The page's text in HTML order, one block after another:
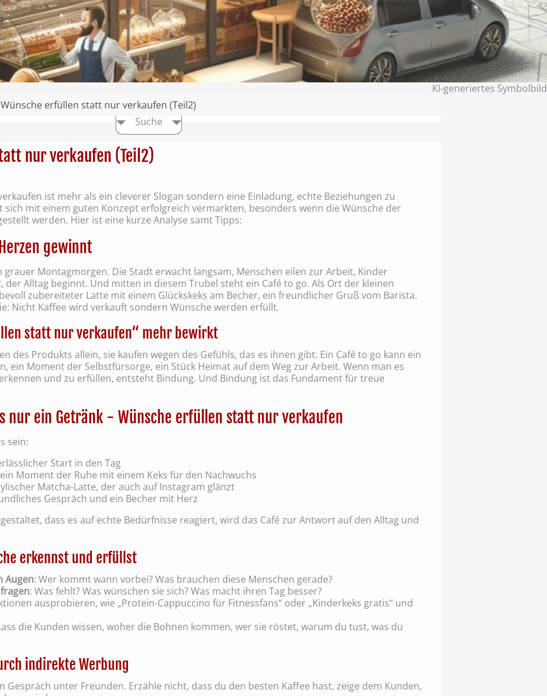
KI‑generiertes Symbolbild
Wünsche erfüllen statt nur verkaufen (Teil2)
Suche
nur verkaufen (Teil2)
ist mehr als ein cleverer Slogan sondern eine Einladung, echte Beziehungen zu
sich mit einem guten Konzept erfolgreich vermarkten, besonders wenn die Wünsche der
werden. Hier ist eine kurze Analyse samt Tipps:
gewinnt
grauer Montagmorgen. Die Stadt erwacht langsam, Menschen eilen zur Arbeit, Kinder
der Alltag beginnt. Und mitten in diesem Trubel steht ein Café to go. Als Ort der kleinen
zubereiteter Latte mit einem Glückskeks am Becher, ein freundlicher Gruß vom Barista.
Nicht Kaffee wird verkauft sondern Wünsche werden erfüllt.
statt nur verkaufen“ mehr bewirkt
des Produkts allein, sie kaufen wegen des Gefühls, das es ihnen gibt. Ein Café to go kann ein
ein Moment der Selbstfürsorge, ein Stück Heimat auf dem Weg zur Arbeit. Wenn man es
und zu erfüllen, entsteht Bindung. Und Bindung ist das Fundament für treue
nur ein Getränk - Wünsche erfüllen statt nur verkaufen
sein:
Start in den Tag
ein Moment der Ruhe mit einem Keks für den Nachwuchs
Matcha-Latte, der auch auf Instagram glänzt
Gespräch und ein Becher mit Herz
dass es auf echte Bedürfnisse reagiert, wird das Café zur Antwort auf den Alltag und
erkennst und erfüllst
Augen: Wer kommt wann vorbei? Was brauchen diese Menschen gerade?
: Was fehlt? Was wünschen sie sich? Was macht ihren Tag besser?
ausprobieren, wie „Protein-Cappuccino für Fitnessfans“ oder „Kinderkeks gratis“ und
die Kunden wissen, woher die Bohnen kommen, wer sie röstet, warum du tust, was du
indirekte Werbung
Gespräch unter Freunden. Erzähle nicht, dass du den besten Kaffee hast, zeige dem Kunden,